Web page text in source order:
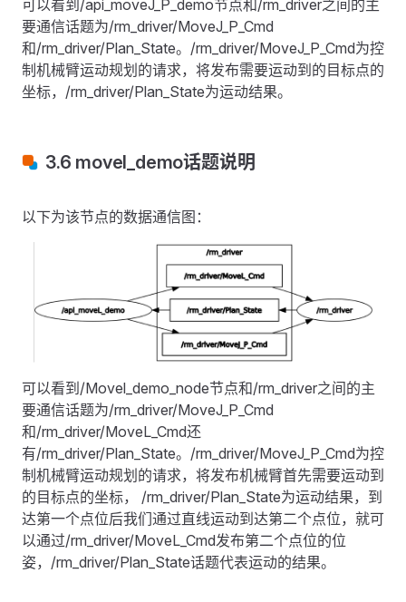
可以看到/api_moveJ_P_demo节点和/rm_driver之间的主
要通信话题为/rm_driver/MoveJ_P_Cmd
和/rm_driver/Plan_State。/rm_driver/MoveJ_P_Cmd为控
制机械臂运动规划的请求，将发布需要运动到的目标点的
坐标，/rm_driver/Plan_State为运动结果。
3.6 movel_demo话题说明
以下为该节点的数据通信图：
可以看到/Movel_demo_node节点和/rm_driver之间的主
要通信话题为/rm_driver/MoveJ_P_Cmd
和/rm_driver/MoveL_Cmd还
有/rm_driver/Plan_State。/rm_driver/MoveJ_P_Cmd为控
制机械臂运动规划的请求，将发布机械臂首先需要运动到
的目标点的坐标， /rm_driver/Plan_State为运动结果，到
达第一个点位后我们通过直线运动到达第二个点位，就可
以通过/rm_driver/MoveL_Cmd发布第二个点位的位
姿，/rm_driver/Plan_State话题代表运动的结果。